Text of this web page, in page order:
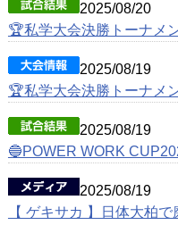
2025/08/20
🏆私学大会決勝トーナメ
2025/08/19
🏆私学大会決勝トーナメ
2025/08/19
🔵POWER WORK
2025/08/19
【 ゲキサカ 】日体大柏